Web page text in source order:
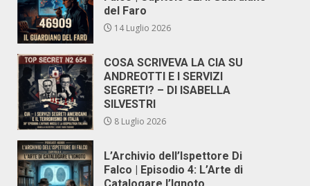
del Faro
14 Luglio 2026
COSA SCRIVEVA LA CIA SU
ANDREOTTI E I SERVIZI
SEGRETI? – DI ISABELLA
SILVESTRI
8 Luglio 2026
L’Archivio dell’Ispettore Di
Falco | Episodio 4: L’Arte di